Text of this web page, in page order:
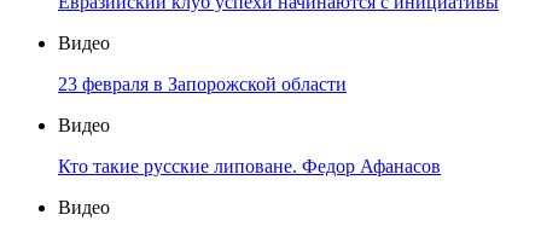
соотечественников в новом мире
Видео
ТОЧКИ РОСТА - АРМЕНИЯ (о Международном
форуме «Точки Роста: региональная безопасность и мир
на пространстве Большой Евразии» )
Видео
СОЮЗНОСТЬ. К залогам успехов интеграции